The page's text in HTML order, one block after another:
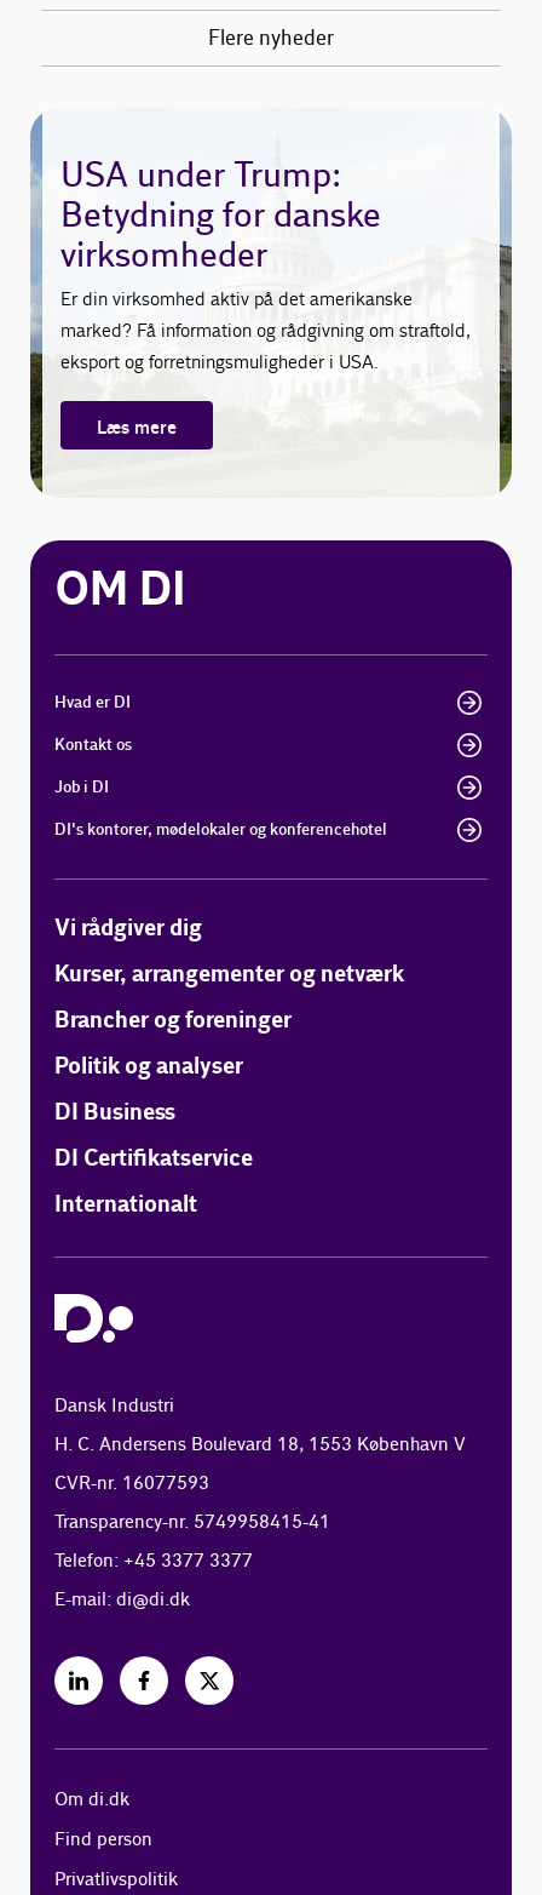
Flere nyheder
USA under Trump:
Betydning for danske
virksomheder
Er din virksomhed aktiv på det amerikanske
marked? Få information og rådgivning om straftold,
eksport og forretningsmuligheder i USA.
Læs mere
OM DI
Hvad er DI
Kontakt os
Job i DI
DI's kontorer, mødelokaler og konferencehotel
Vi rådgiver dig
Kurser, arrangementer og netværk
Brancher og foreninger
Politik og analyser
DI Business
DI Certifikatservice
Internationalt
Dansk Industri
H. C. Andersens Boulevard 18, 1553 København V
CVR-nr. 16077593
Transparency-nr. 5749958415-41
Telefon: +45 3377 3377
E-mail:di@di.dk
Om di.dk
Find person
Privatlivspolitik